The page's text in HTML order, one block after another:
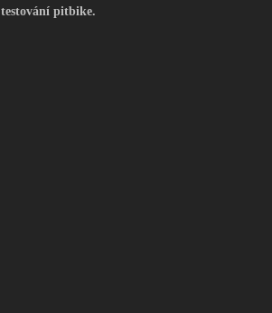
testování pitbike.